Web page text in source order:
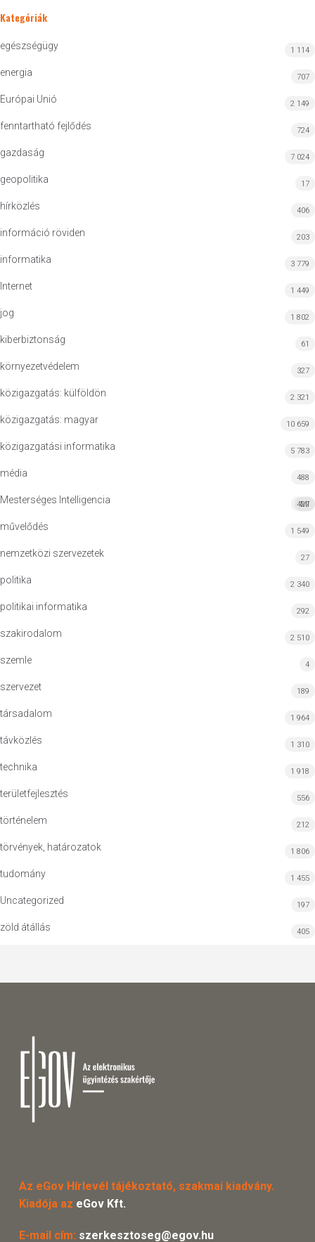
Kategóriák
egészségügy 1 114
energia 707
Európai Unió 2 149
fenntartható fejlődés 724
gazdaság 7 024
geopolitika 17
hírközlés 406
információ röviden 203
informatika 3 779
Internet 1 449
jog 1 802
kiberbiztonság 61
környezetvédelem 327
közigazgatás: külföldön 2 321
közigazgatás: magyar 10 659
közigazgatási informatika 5 783
média 488
Mesterséges Intelligencia MI
427
művelődés 1 549
nemzetközi szervezetek 27
politika 2 340
politikai informatika 292
szakirodalom 2 510
szemle 4
szervezet 189
társadalom 1 964
távközlés 1 310
technika 1 918
területfejlesztés 556
történelem 212
törvények, határozatok 1 806
tudomány 1 455
Uncategorized 197
zöld átállás 405
Az eGov Hírlevél tájékoztató, szakmai kiadvány.
Kiadója az eGov Kft.
E-mail cím: szerkesztoseg@egov.hu